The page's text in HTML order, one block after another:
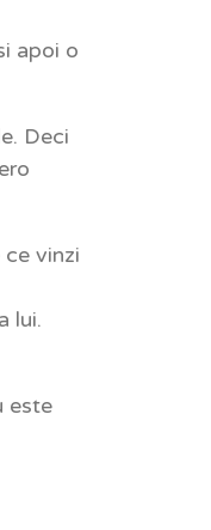
apoi o
Deci
vinzi
lui.
este